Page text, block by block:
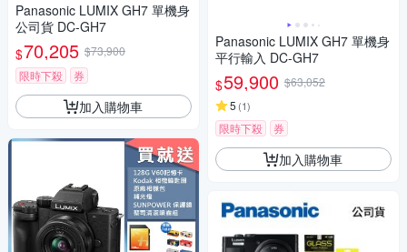
Panasonic LUMIX GH7 單機身
公司貨 DC-GH7
$70,205 $73,900
限時下殺
券
加入購物車
Panasonic LUMIX GH7 單機身
平行輸入 DC-GH7
$59,900 $63,052
5 (1)
限時下殺 券
加入購物車